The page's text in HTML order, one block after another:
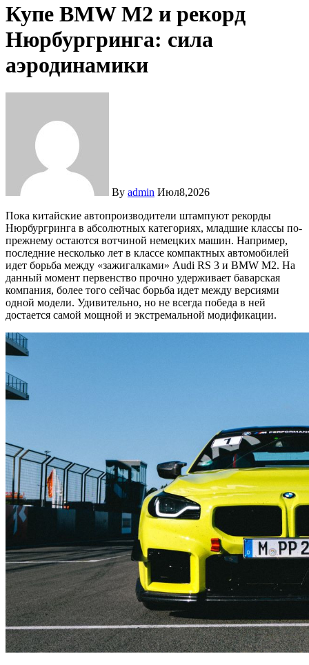
Купе BMW M2 и рекорд
Нюрбургринга: сила
аэродинамики
By admin Июл8,2026
Пока китайские автопроизводители штампуют рекорды
Нюрбургринга в абсолютных категориях, младшие классы по-
прежнему остаются вотчиной немецких машин. Например,
последние несколько лет в классе компактных автомобилей
идет борьба между «зажигалками» Audi RS 3 и BMW M2. На
данный момент первенство прочно удерживает баварская
компания, более того сейчас борьба идет между версиями
одной модели. Удивительно, но не всегда победа в ней
достается самой мощной и экстремальной модификации.